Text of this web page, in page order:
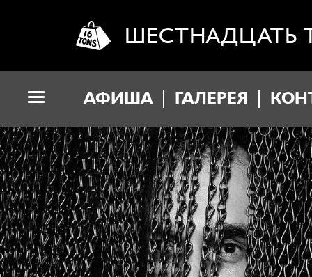
ШЕСТНАДЦАТЬ
АФИША ГАЛЕРЕЯ